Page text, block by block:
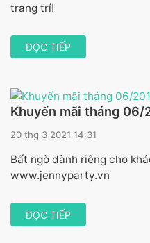
trang trí!
ĐỌC TIẾP
Khuyến mãi tháng 06/
20 thg 3 2021 14:31
Bất ngờ dành riêng cho
www.jennyparty.vn
ĐỌC TIẾP